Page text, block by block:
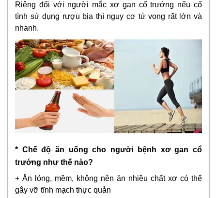
Riêng đối với người mắc xơ gan cổ trướng nếu cố
tình sử dụng rượu bia thì nguy cơ tử vong rất lớn và
nhanh.
* Chế độ ăn uống cho người bệnh xơ gan cổ
trướng như thế nào?
+ Ăn lỏng, mềm, không nên ăn nhiều chất xơ có thể
gây vỡ tĩnh mạch thực quản